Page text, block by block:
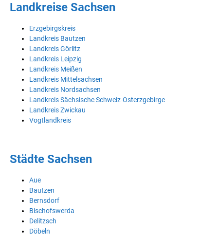
Landkreise Sachsen
Erzgebirgskreis
Landkreis Bautzen
Landkreis Görlitz
Landkreis Leipzig
Landkreis Meißen
Landkreis Mittelsachsen
Landkreis Nordsachsen
Landkreis Sächsische Schweiz-Osterzgebirge
Landkreis Zwickau
Vogtlandkreis
Städte Sachsen
Aue
Bautzen
Bernsdorf
Bischofswerda
Delitzsch
Döbeln